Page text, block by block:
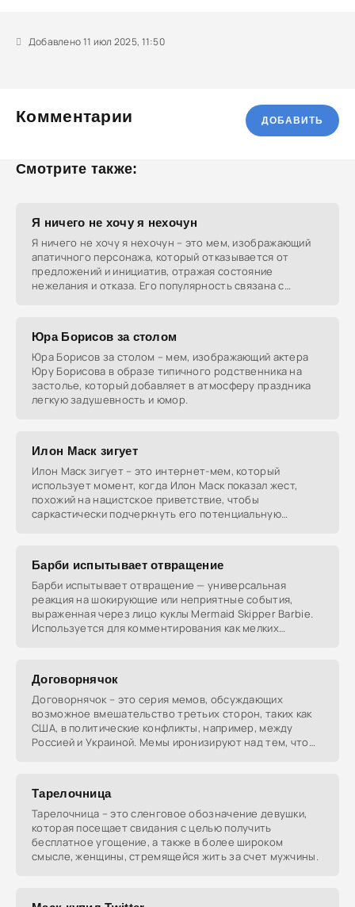
Добавлено 11 июл 2025, 11:50
Комментарии ДОБАВИТЬ
Смотрите также:
Я ничего не хочу я нехочун
Я ничего не хочу я нехочун – это мем, изображающий
апатичного персонажа, который отказывается от
предложений и инициатив, отражая состояние
нежелания и отказа. Его популярность связана с
Юра Борисов за столом
Юра Борисов за столом – мем, изображающий актера
Юру Борисова в образе типичного родственника на
застолье, который добавляет в атмосферу праздника
легкую задушевность и юмор.
Илон Маск зигует
Илон Маск зигует – это интернет-мем, который
использует момент, когда Илон Маск показал жест,
похожий на нацистское приветствие, чтобы
саркастически подчеркнуть его потенциальную
Барби испытывает отвращение
Барби испытывает отвращение — универсальная
реакция на шокирующие или неприятные события,
выраженная через лицо куклы Mermaid Skipper Barbie.
Используется для комментирования как мелких
Договорнячок
Договорнячок – это серия мемов, обсуждающих
возможное вмешательство третьих сторон, таких как
США, в политические конфликты, например, между
Россией и Украиной. Мемы иронизируют над тем, что
Тарелочница
Тарелочница – это сленговое обозначение девушки,
которая посещает свидания с целью получить
бесплатное угощение, а также в более широком
смысле, женщины, стремящейся жить за счет мужчины.